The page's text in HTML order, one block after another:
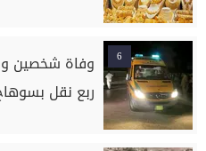
6
وفاة شخصين
ربع نقل